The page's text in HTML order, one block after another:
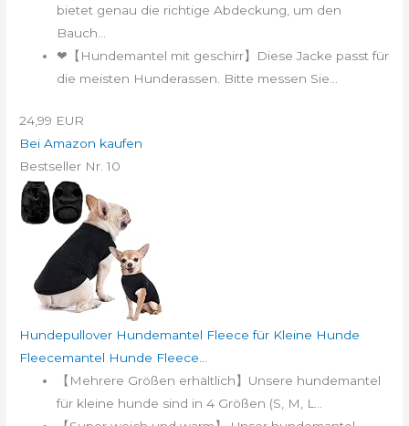
bietet genau die richtige Abdeckung, um den
Bauch...
❤【Hundemantel mit geschirr】Diese Jacke passt für
die meisten Hunderassen. Bitte messen Sie...
24,99 EUR
Bei Amazon kaufen
Bestseller Nr. 10
Hundepullover Hundemantel Fleece für Kleine Hunde
Fleecemantel Hunde Fleece...
【Mehrere Größen erhältlich】Unsere hundemantel
für kleine hunde sind in 4 Größen (S, M, L...